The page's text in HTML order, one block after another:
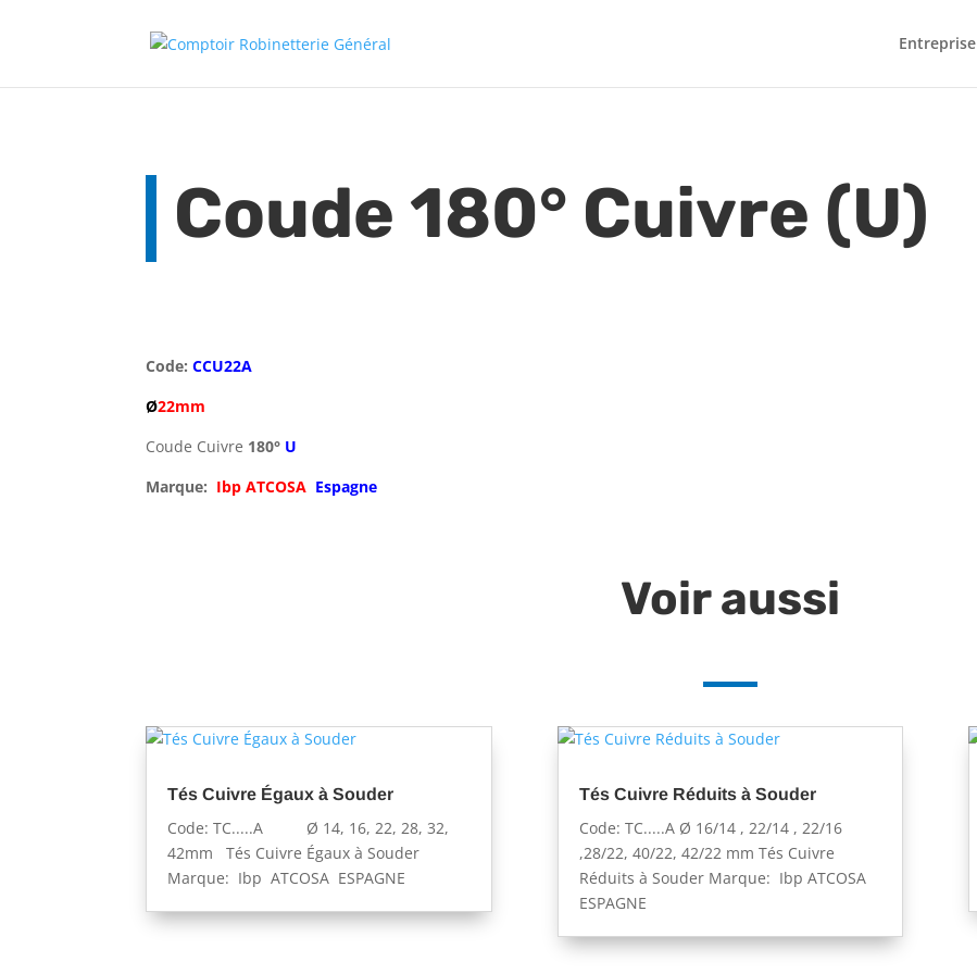
Entreprise
Coude 180° Cuivre (U)
Code: CCU22A
Ø22mm
Coude Cuivre 180° U
Marque: Ibp ATCOSA Espagne
Voir aussi
Tés Cuivre Égaux à Souder
Code: TC.....A Ø 14, 16, 22, 28, 32,
42mm Tés Cuivre Égaux à Souder
Marque: Ibp ATCOSA ESPAGNE
Tés Cuivre Réduits à Souder
Code: TC.....A Ø 16/14 , 22/14 , 22/16
,28/22, 40/22, 42/22 mm Tés Cuivre
Réduits à Souder Marque: Ibp ATCOSA
ESPAGNE